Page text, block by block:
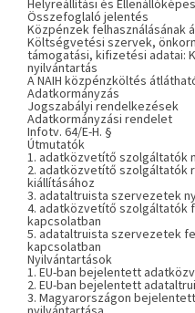
Helyreállítási és
Összefoglaló jelentés
Közpénzek felhasználásának
Költségvetési szervek,
támogatási, kifizetési adatai:
nyilvántartás
A NAIH közpénzköltés
Adatkormányzás
Jogszabályi rendelkezések
Adatkormányzási rendelet
Infotv. 64/E-H. §
Útmutatók
1. adatközvetítő szolgáltatók
2. adatközvetítő szolgáltatók
kiállításához
3. adataltruista szervezetek
4. adatközvetítő szolgáltatók
kapcsolatban
5. adataltruista szervezetek
kapcsolatban
Nyilvántartások
1. EU-ban bejelentett
2. EU-ban bejelentett
3. Magyarországon